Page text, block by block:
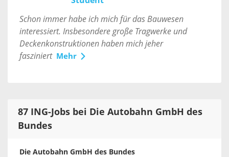
Schon immer habe ich mich für das Bauwesen
interessiert. Insbesondere große Tragwerke und
Deckenkonstruktionen haben mich jeher
fasziniert Mehr
87 ING-Jobs bei Die Autobahn GmbH des
Bundes
Die Autobahn GmbH des Bundes